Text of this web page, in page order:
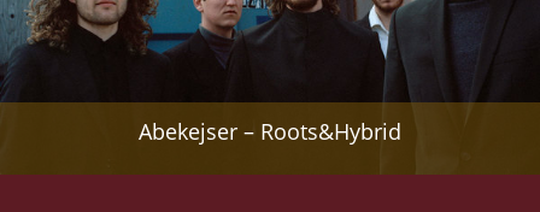
Abekejser – Roots&Hybrid